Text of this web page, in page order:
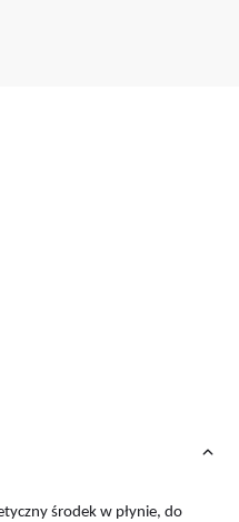
środek w płynie, do